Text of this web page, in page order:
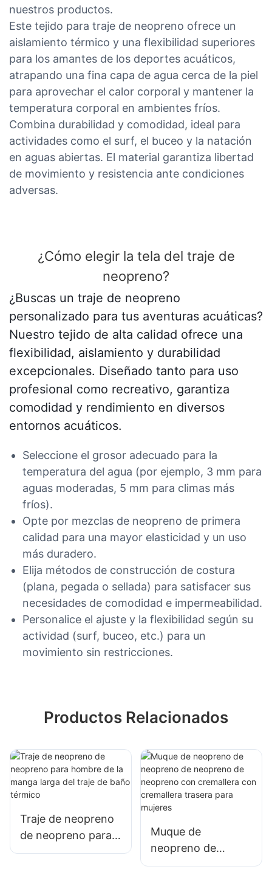
nuestros productos.
Este tejido para traje de neopreno ofrece un
aislamiento térmico y una flexibilidad superiores
para los amantes de los deportes acuáticos,
atrapando una fina capa de agua cerca de la piel
para aprovechar el calor corporal y mantener la
temperatura corporal en ambientes fríos.
Combina durabilidad y comodidad, ideal para
actividades como el surf, el buceo y la natación
en aguas abiertas. El material garantiza libertad
de movimiento y resistencia ante condiciones
adversas.
¿Cómo elegir la tela del traje de
neopreno?
¿Buscas un traje de neopreno
personalizado para tus aventuras acuáticas?
Nuestro tejido de alta calidad ofrece una
flexibilidad, aislamiento y durabilidad
excepcionales. Diseñado tanto para uso
profesional como recreativo, garantiza
comodidad y rendimiento en diversos
entornos acuáticos.
Seleccione el grosor adecuado para la
temperatura del agua (por ejemplo, 3 mm para
aguas moderadas, 5 mm para climas más
fríos).
Opte por mezclas de neopreno de primera
calidad para una mayor elasticidad y un uso
más duradero.
Elija métodos de construcción de costura
(plana, pegada o sellada) para satisfacer sus
necesidades de comodidad e impermeabilidad.
Personalice el ajuste y la flexibilidad según su
actividad (surf, buceo, etc.) para un
movimiento sin restricciones.
Productos Relacionados
Traje de neopreno
de neopreno para
hombre de la
Muque de
neopreno de
neopreno de